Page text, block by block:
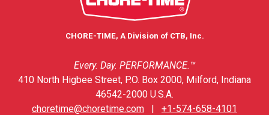
CHORE-TIME, A Division of CTB, Inc.
Every. Day. PERFORMANCE.™
410 North Higbee Street, P.O. Box 2000, Milford, Indiana
46542-2000 U.S.A.
choretime@choretime.com | +1-574-658-4101